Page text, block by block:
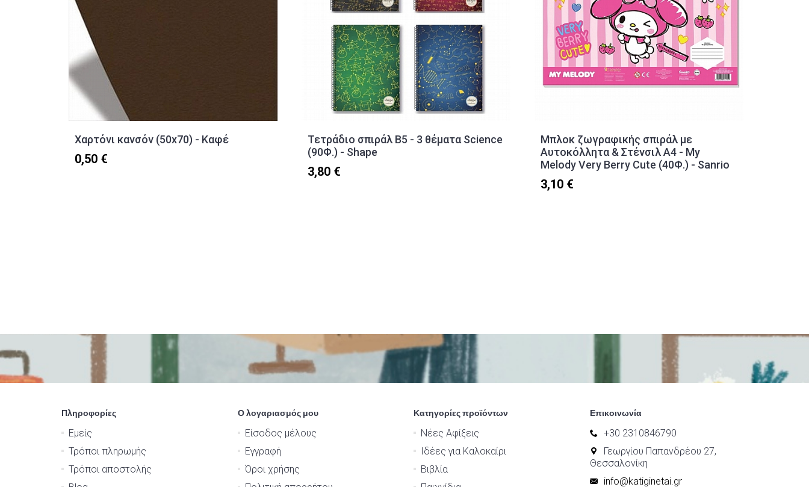
Χαρτόνι κανσόν (50x70) - Καφέ
0,50 €
Τετράδιο σπιράλ Β5 - 3 θέματα Science
(90Φ.) - Shape
3,80 €
Μπλοκ ζωγραφικής σπιράλ με
Αυτοκόλλητα & Στένσιλ A4 - My
Melody Very Berry Cute (40Φ.) - Sanrio
3,10 €
Πληροφορίες
Εμείς
Τρόποι πληρωμής
Τρόποι αποστολής
Ο λογαριασμός μου
Είσοδος μέλους
Εγγραφή
Όροι χρήσης
Κατηγορίες προϊόντων
Νέες Αφίξεις
Ιδέες για Καλοκαίρι
Βιβλία
Επικοινωνία
+30 2310846790
Γεωργίου Παπανδρέου 27,
Θεσσαλονίκη
info@katiginetai.gr